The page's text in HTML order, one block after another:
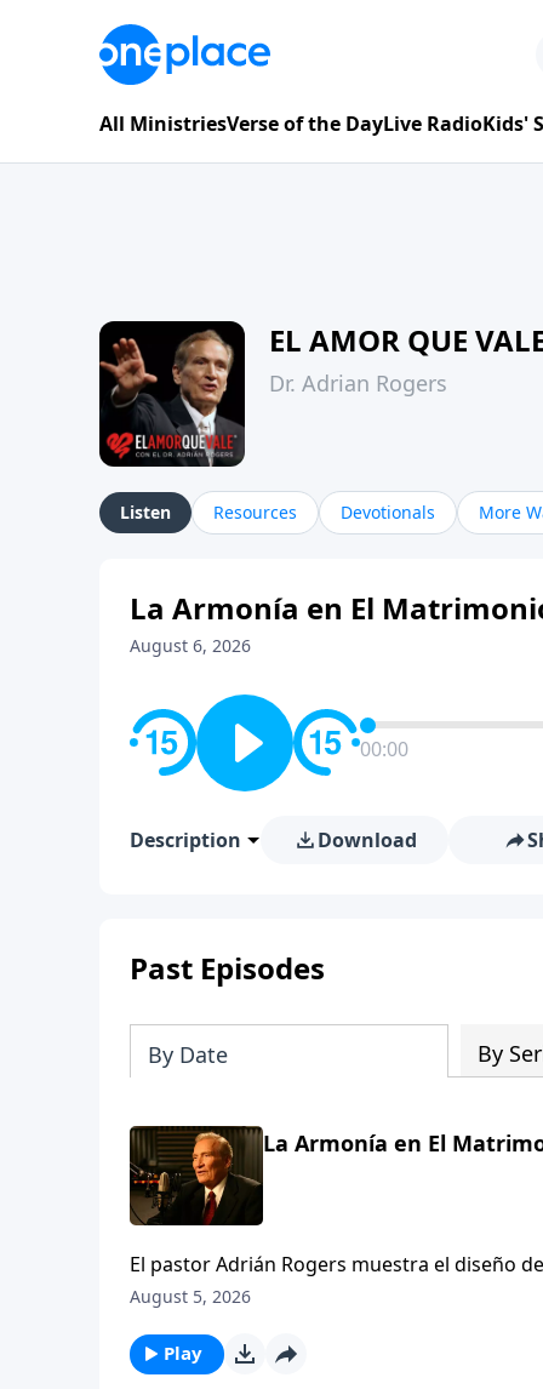
All MinistriesVerse of the DayLive RadioKids'
EL AMOR QUE
Dr. Adrian Rogers
Listen Resources Devotionals More
La Armonía en El
August 6, 2026
00:00
Description Download
Past Episodes
By Date By
La Armonía en El
El pastor Adrián Rogers muestra el diseño
mujer, y cómo tener armonía en el hogar. A
August 5, 2026
Play